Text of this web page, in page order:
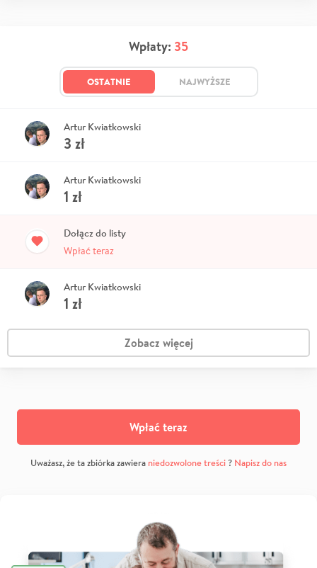
Wpłaty: 35
OSTATNIE NAJWYŻSZE
Artur Kwiatkowski
3 zł
Artur Kwiatkowski
1 zł
Dołącz do listy
Wpłać teraz
Artur Kwiatkowski
1 zł
Zobacz więcej
Wpłać teraz
Uważasz, że ta zbiórka zawiera niedozwolone treści? Napisz do nas